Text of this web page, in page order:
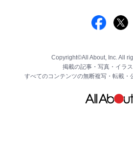
Copyright©All About, Inc. All
掲載の記事・写真・イラス
すべてのコンテンツの無断複写・転載・